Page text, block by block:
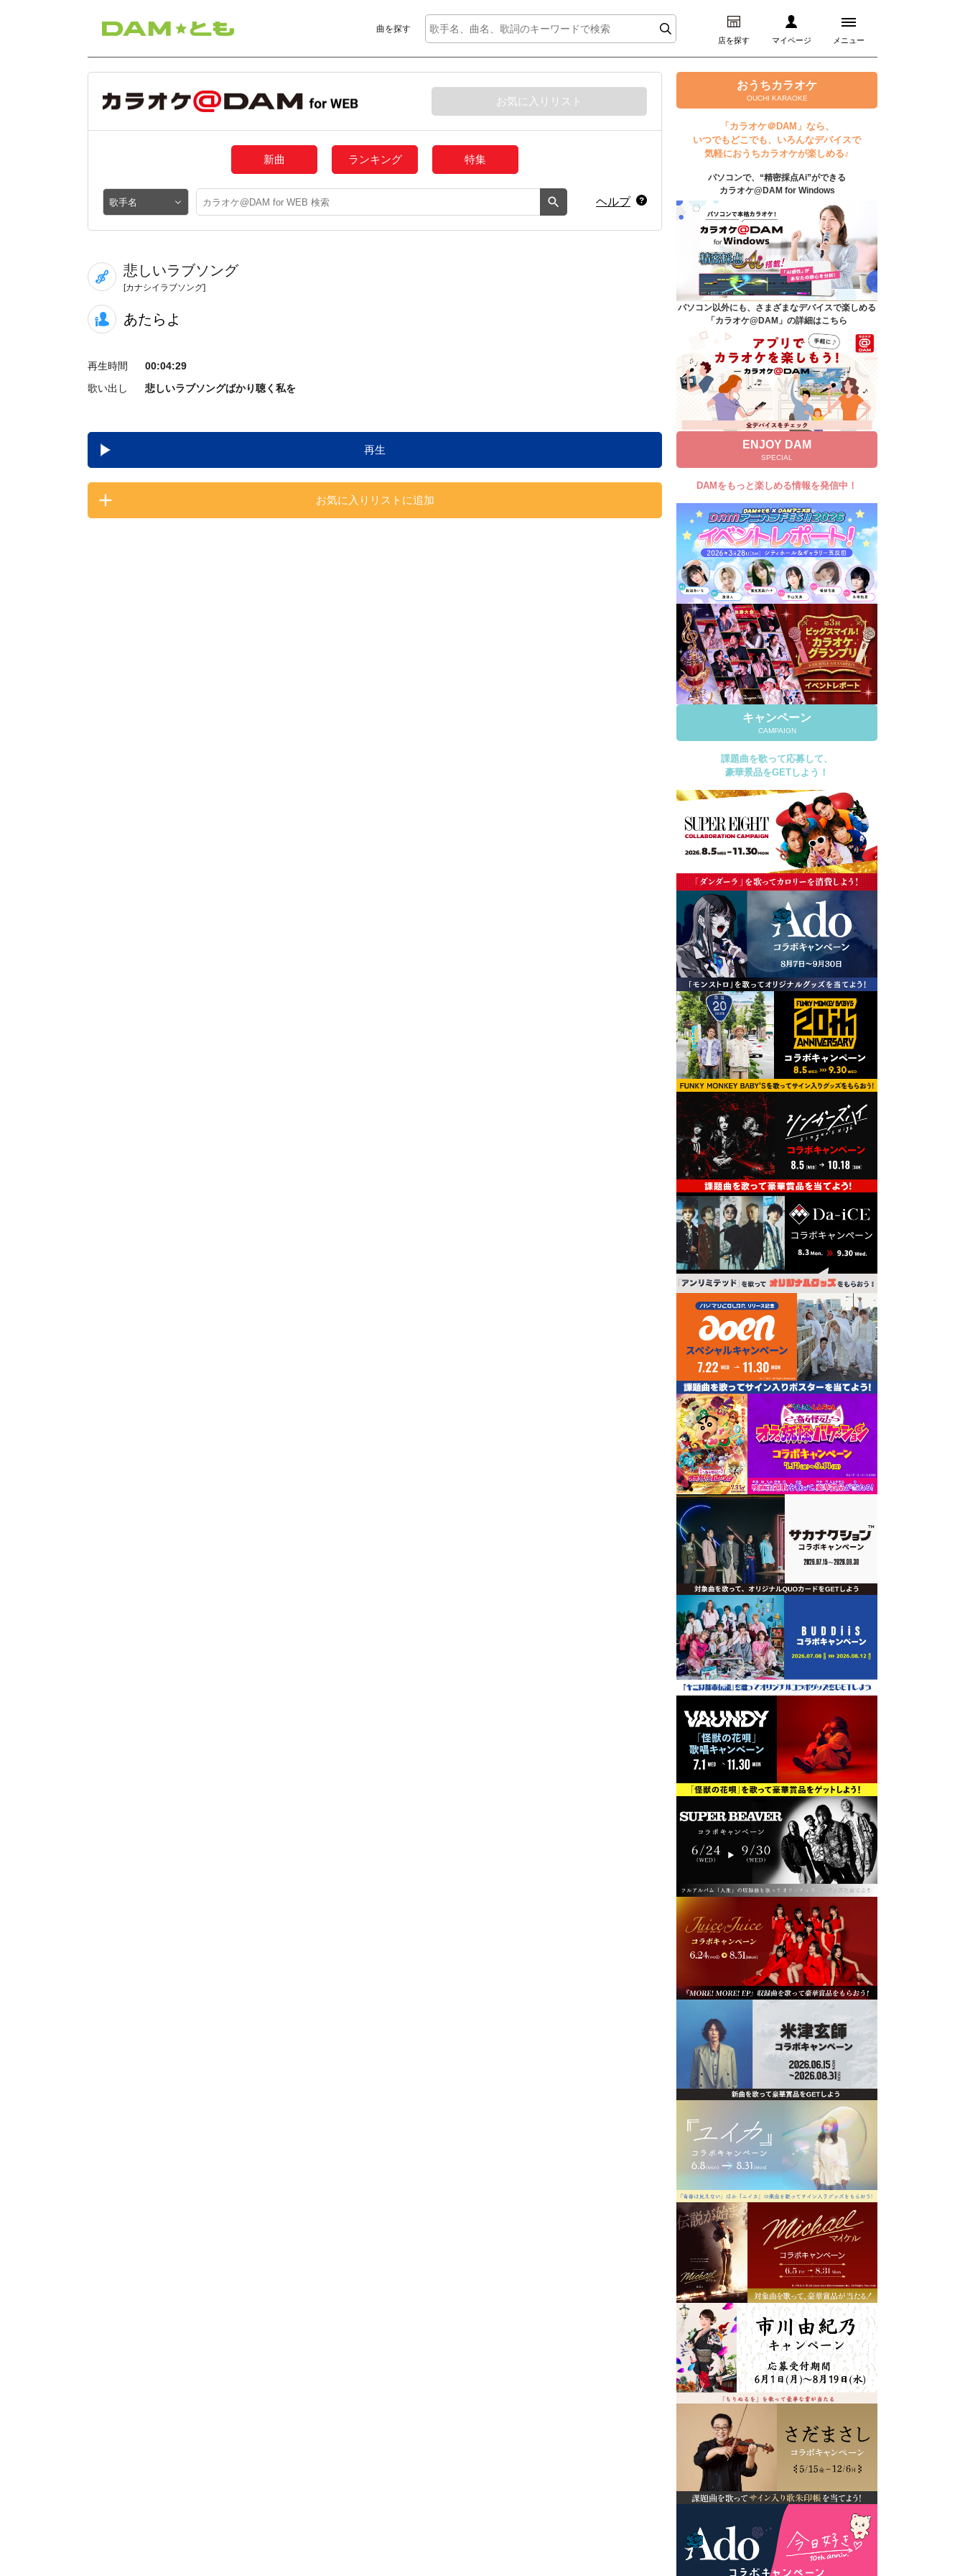
曲を探す
店を探す マイページ メニュー
ログイン
マイページ
プレミアムサービス
DAM★とも動画
DAM★とも録音
カラオケ＠DAM
ユーザー検索
キャンペーン
よくあるご質問
DAMの新曲・ランキングなど
カラオケ最新情報をチェック！
自宅でカラオケ歌い放題！
家族や友達と一緒に！練習にも！
お気に入りリスト
新曲 ランキング 特集
ヘルプ
悲しいラブソング
[カナシイラブソング]
あたらよ
再生時間
00:04:29
歌い出し
悲しいラブソングばかり聴く私を
再生
お気に入りリストに追加
おうちカラオケ
OUCHI KARAOKE
「カラオケ＠DAM」なら、
いつでもどこでも、いろんなデバイスで
気軽におうちカラオケが楽しめる♪
パソコンで、“精密採点Ai”ができる
カラオケ@DAM for Windows
パソコン以外にも、さまざまなデバイスで楽しめる
「カラオケ@DAM」の詳細はこちら
ENJOY DAM
SPECIAL
DAMをもっと楽しめる情報を発信中！
キャンペーン
CAMPAIGN
課題曲を歌って応募して、
豪華景品をGETしよう！